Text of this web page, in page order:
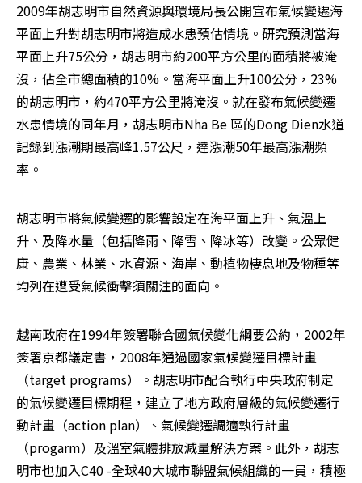
2009年胡志明市自然資源與環境局長公開宣布氣候變遷海
平面上升對胡志明市將造成水患預估情境。研究預測當海
平面上升75公分，胡志明市約200平方公里的面積將被淹
沒，佔全市總面積的10%。當海平面上升100公分，23%
的胡志明市，約470平方公里將淹沒。就在發布氣候變遷
水患情境的同年月，胡志明市Nha Be 區的Dong Dien水道
記錄到漲潮期最高峰1.57公尺，達漲潮50年最高漲潮頻
率。
胡志明市將氣候變遷的影響設定在海平面上升、氣溫上
升、及降水量（包括降雨、降雪、降冰等）改變。公眾健
康、農業、林業、水資源、海岸、動植物棲息地及物種等
均列在遭受氣候衝擊須關注的面向。
越南政府在1994年簽署聯合國氣候變化綱要公約，2002年
簽署京都議定書，2008年通過國家氣候變遷目標計畫
（target programs）。胡志明市配合執行中央政府制定
的氣候變遷目標期程，建立了地方政府層級的氣候變遷行
動計畫（action plan）、氣候變遷調適執行計畫
（progarm）及溫室氣體排放減量解決方案。此外，胡志
明市也加入C40 -全球40大城市聯盟氣候組織的一員，積極